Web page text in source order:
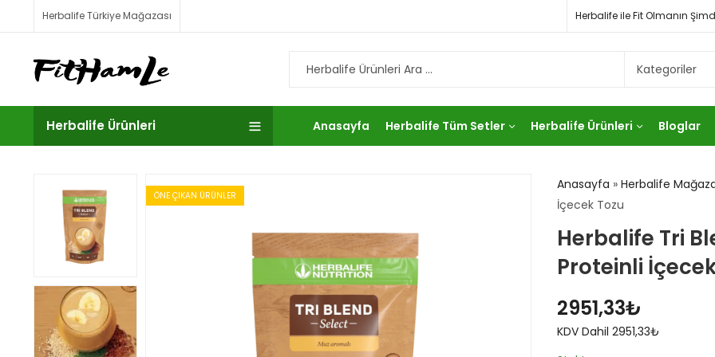
Herbalife Türkiye Mağazası Herbalife ile Fit Olmanın
Herbalife Ürünleri Anasayfa Herbalife Tüm Setler Herbalife Ürünleri Bloglar
ÖNE ÇIKAN ÜRÜNLER
Anasayfa » Herbalife
İçecek Tozu
Herbalife Tri
Proteinli
2951,33₺
KDV Dahil 2951,33₺